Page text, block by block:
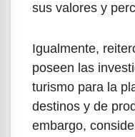
sus valores y
Igualmente,
poseen las
turismo para la
destinos y de
embargo,